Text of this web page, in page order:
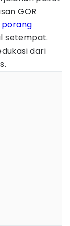
GOR
porang
setempat.
dari